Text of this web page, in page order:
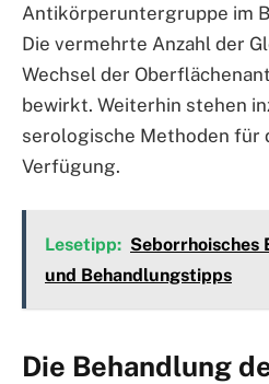
Antikörperuntergruppe im
Die vermehrte Anzahl der
Wechsel der
bewirkt. Weiterhin stehen
serologische Methoden für
Verfügung.
Lesetipp: Seborrhoisches
und Behandlungstipps
Die Behandlung